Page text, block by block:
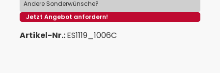
Andere Sonderwünsche?
Jetzt Angebot anfordern!
Artikel-Nr.:ES1119_1006C